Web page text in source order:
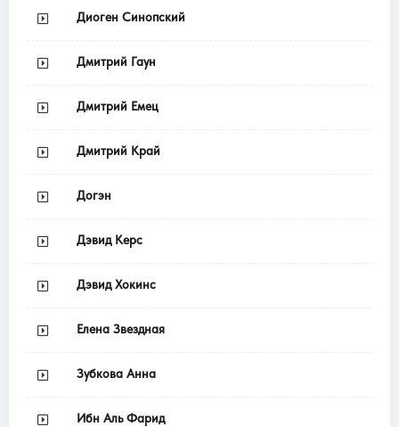
Диоген Синопский
Дмитрий Гаун
Дмитрий Емец
Дмитрий Край
Догэн
Дэвид Керс
Дэвид Хокинс
Елена Звездная
Зубкова Анна
Ибн Аль Фарид